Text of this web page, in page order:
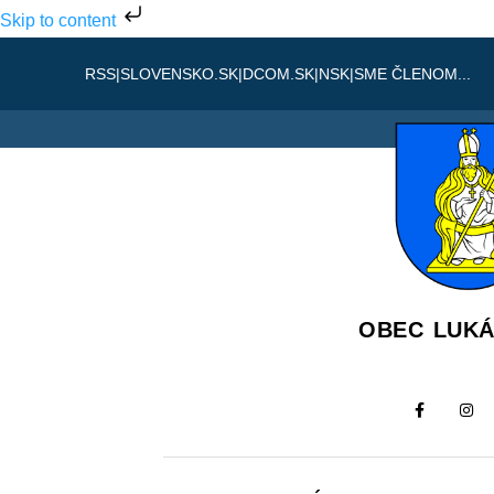
Skip to content
RSS|SLOVENSKO.SK|DCOM.SK|NSK|SME ČLENOM...
OBEC